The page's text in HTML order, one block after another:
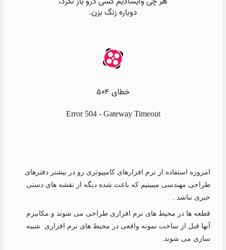
امروزه استفاده از نرم افزارهای کامپیوتری رو در بیشتر دفترهای
طراحی مهندسی میبینیم که باعث شده دیگه از نقشه های دستی
خبری نباشد .
قطعه ها در محیط های نرم افزاری طراحی می شوند و مکانیزم
آنها قبل از ساخت نمونه واقعی در محیط های نرم افزاری شبیه
سازی می شوند.